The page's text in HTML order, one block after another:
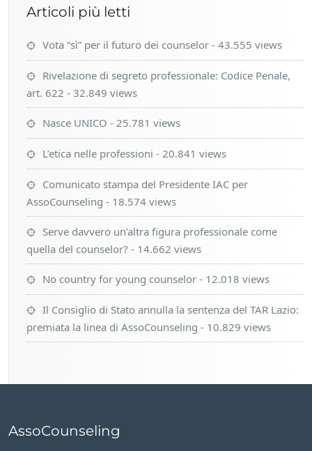
Articoli più letti
Vota “sì” per il futuro dei counselor - 43.555 views
Rivelazione di segreto professionale: Codice Penale,
art. 622 - 32.849 views
Nasce UNICO - 25.781 views
L’etica nelle professioni - 20.841 views
Comunicato stampa del Presidente IAC per
AssoCounseling - 18.574 views
Serve davvero un’altra figura professionale come
quella del counselor? - 14.662 views
No country for young counselor - 12.018 views
Il Consiglio di Stato annulla la sentenza del TAR Lazio:
premiata la linea di AssoCounseling - 10.829 views
AssoCounseling